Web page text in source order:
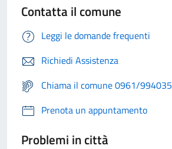
Contatta il comune
Leggi le domande frequenti
Richiedi Assistenza
Chiama il comune 0961/994035
Prenota un appuntamento
Problemi in città